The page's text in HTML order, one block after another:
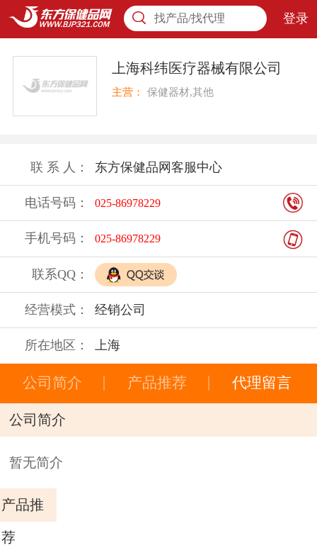
找产品/找代理 登录
上海科纬医疗器械有限公司
主营： 保健器材,其他
联 系 人： 东方保健品网客服中心
电话号码： 025-86978229
手机号码： 025-86978229
联系QQ：
经营模式： 经销公司
所在地区： 上海
公司简介 产品推荐 代理留言
公司简介
暂无简介
产品推
荐